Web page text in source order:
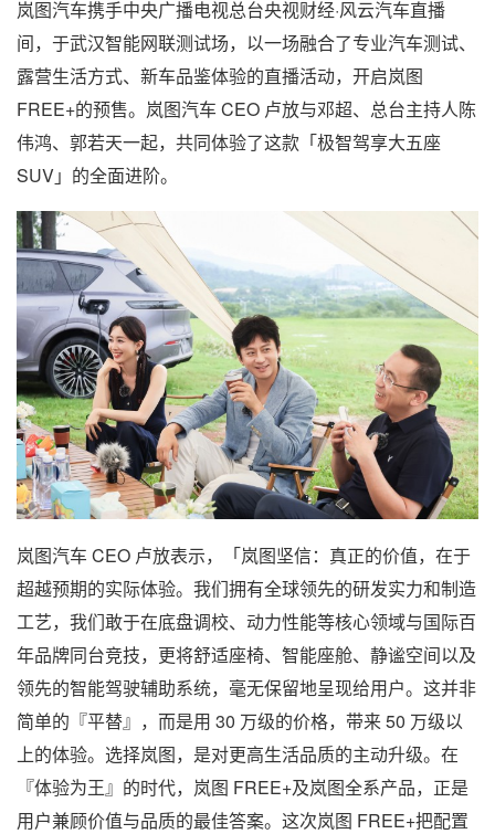
岚图汽车携手中央广播电视总台央视财经·风云汽车直播
间，于武汉智能网联测试场，以一场融合了专业汽车测试、
露营生活方式、新车品鉴体验的直播活动，开启岚图
FREE+的预售。岚图汽车 CEO 卢放与邓超、总台主持人陈
伟鸿、郭若天一起，共同体验了这款「极智驾享大五座
SUV」的全面进阶。
岚图汽车 CEO 卢放表示，「岚图坚信：真正的价值，在于
超越预期的实际体验。我们拥有全球领先的研发实力和制造
工艺，我们敢于在底盘调校、动力性能等核心领域与国际百
年品牌同台竞技，更将舒适座椅、智能座舱、静谧空间以及
领先的智能驾驶辅助系统，毫无保留地呈现给用户。这并非
简单的『平替』，而是用 30 万级的价格，带来 50 万级以
上的体验。选择岚图，是对更高生活品质的主动升级。在
『体验为王』的时代，岚图 FREE+及岚图全系产品，正是
用户兼顾价值与品质的最佳答案。这次岚图 FREE+把配置